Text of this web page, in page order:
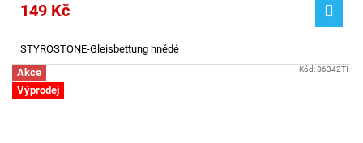
149 Kč
STYROSTONE-Gleisbettung hnědé
Akce
Výprodej
Kód:86342TI